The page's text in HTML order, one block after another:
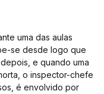
uma das aulas
se desde logo que
e quando uma
o inspector-chefe
é envolvido por